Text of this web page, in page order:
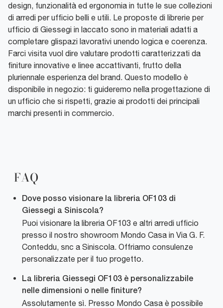
design, funzionalità ed ergonomia in tutte le sue collezioni
di arredi per ufficio belli e utili. Le proposte di librerie per
ufficio di Giessegi in laccato sono in materiali adatti a
completare glispazi lavorativi unendo logica e coerenza.
Farci visita vuol dire valutare prodotti caratterizzati da
finiture innovative e linee accattivanti, frutto della
pluriennale esperienza del brand. Questo modello è
disponibile in negozio: ti guideremo nella progettazione di
un ufficio che si rispetti, grazie ai prodotti dei principali
marchi presenti in commercio.
FAQ
Dove posso visionare la libreria OF103 di
Giessegi a Siniscola?
Puoi visionare la libreria OF103 e altri arredi ufficio
presso il nostro showroom Mondo Casa in Via G. F.
Conteddu, snc a Siniscola. Offriamo consulenze
personalizzate per il tuo progetto.
La libreria Giessegi OF103 è personalizzabile
nelle dimensioni o nelle finiture?
Assolutamente sì. Presso Mondo Casa è possibile